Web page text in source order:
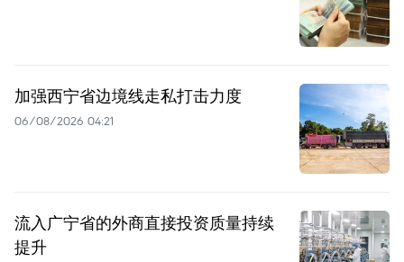
加强西宁省边境线走私打击力度
06/08/2026 04:21
流入广宁省的外商直接投资质量持续
提升